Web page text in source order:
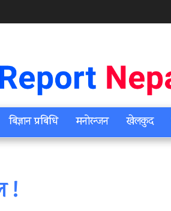
बिज्ञान प्रबिधि मनोरन्जन खेलकुद
!